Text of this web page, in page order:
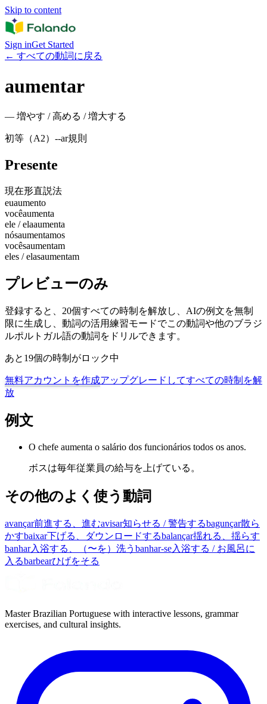
Skip to content
Sign inGet Started
← すべての動詞に戻る
aumentar
— 増やす / 高める / 増大する
初等（A2） --ar規則
Presente
現在形直説法
euaumento
vocêaumenta
ele / elaaumenta
nósaumentamos
vocêsaumentam
eles / elasaumentam
プレビューのみ
登録すると、20個すべての時制を解放し、AIの例文を無制
限に生成し、動詞の活用練習モードでこの動詞や他のブラジ
ルポルトガル語の動詞をドリルできます。
あと19個の時制がロック中
無料アカウントを作成アップグレードしてすべての時制を解
放
例文
O chefe aumenta o salário dos funcionários todos os anos.
ボスは毎年従業員の給与を上げている。
その他のよく使う動詞
avançar前進する、進むavisar知らせる / 警告するbagunçar散ら
かすbaixar下げる、ダウンロードするbalançar揺れる、揺らす
banhar入浴する、（〜を）洗う banhar-se入浴する / お風呂に
入るbarbearひげをそる
Master Brazilian Portuguese with interactive lessons, grammar
exercises, and cultural insights.